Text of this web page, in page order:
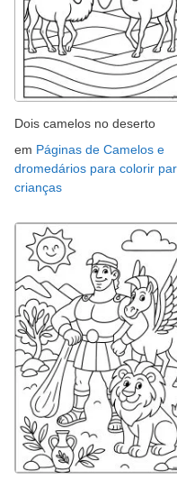
Dois camelos no deserto
em Páginas de Camelos e
dromedários para colorir
crianças